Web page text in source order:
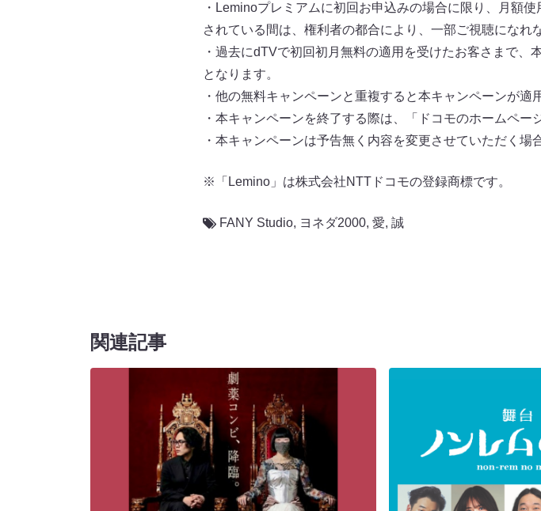
・Leminoプレミアムに初回お申込みの場合に限り、月額
されている間は、権利者の都合により、一部ご視聴になれ
・過去にdTVで初回初月無料の適用を受けたお客さまで
となります。
・他の無料キャンペーンと重複すると本キャンペーンが適
・本キャンペーンを終了する際は、「ドコモのホームペー
・本キャンペーンは予告無く内容を変更させていただく場
※「Lemino」は株式会社NTTドコモの登録商標です。
FANY Studio, ヨネダ2000, 愛, 誠
関連記事